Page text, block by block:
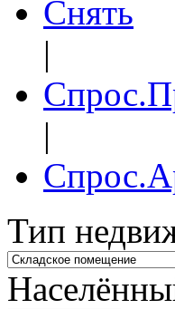
Снять
|
|
Тип